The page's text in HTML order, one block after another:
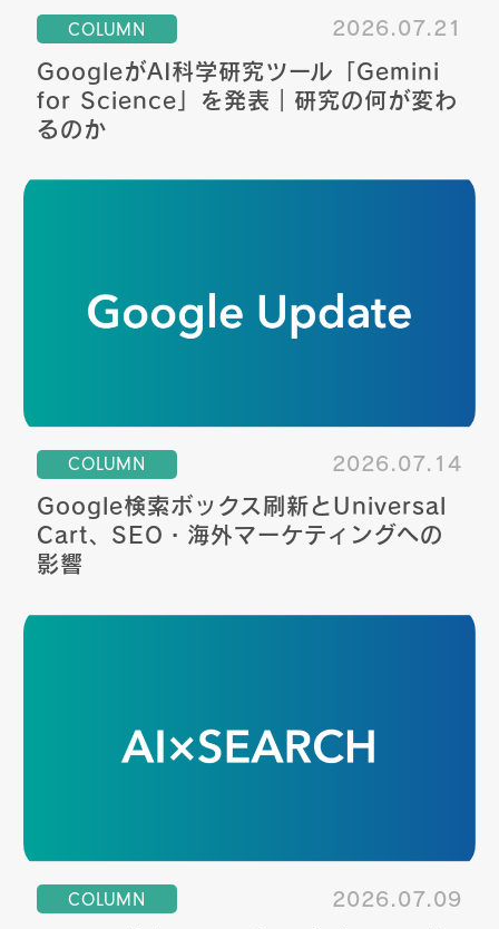
COLUMN 2026.07.21
GoogleがAI科学研究ツール「Gemini
for Science」を発表｜研究の何が変わ
るのか
COLUMN 2026.07.14
Google検索ボックス刷新とUniversal
Cart、SEO・海外マーケティングへの
影響
COLUMN 2026.07.09